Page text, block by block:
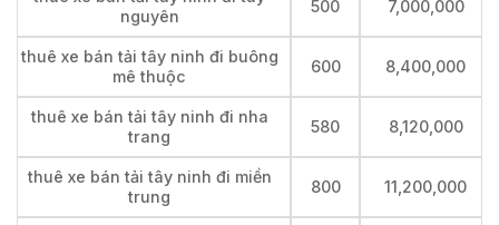
nguyên
500 7,000,000
thuê xe bán tải tây ninh đi buông
mê thuộc
600 8,400,000
thuê xe bán tải tây ninh đi nha
trang
580 8,120,000
thuê xe bán tải tây ninh đi miền
trung
800 11,200,000